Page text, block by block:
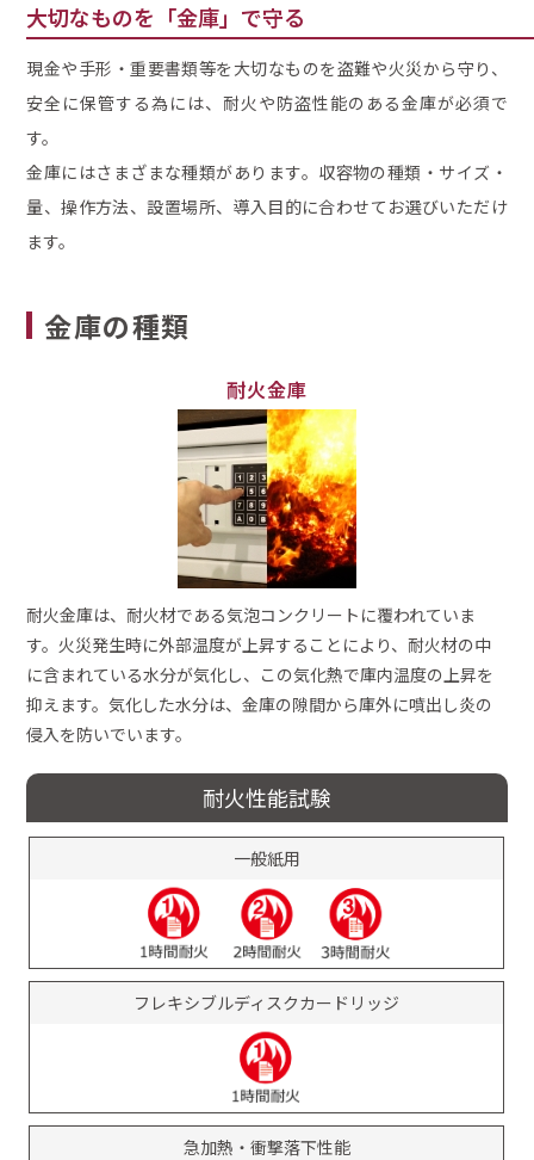
大切なものを「金庫」で守る
現金や手形・重要書類等を大切なものを盗難や火災から守り、
安全に保管する為には、耐火や防盗性能のある金庫が必須で
す。
金庫にはさまざまな種類があります。収容物の種類・サイズ・
量、操作方法、設置場所、導入目的に合わせてお選びいただけ
ます。
金庫の種類
耐火金庫は、耐火材である気泡コンクリートに覆われていま
す。火災発生時に外部温度が上昇することにより、耐火材の中
に含まれている水分が気化し、この気化熱で庫内温度の上昇を
抑えます。気化した水分は、金庫の隙間から庫外に噴出し炎の
侵入を防いでいます。
耐火金庫
耐火性能試験
一般紙用
フレキシブルディスクカードリッジ
急加熱・衝撃落下性能